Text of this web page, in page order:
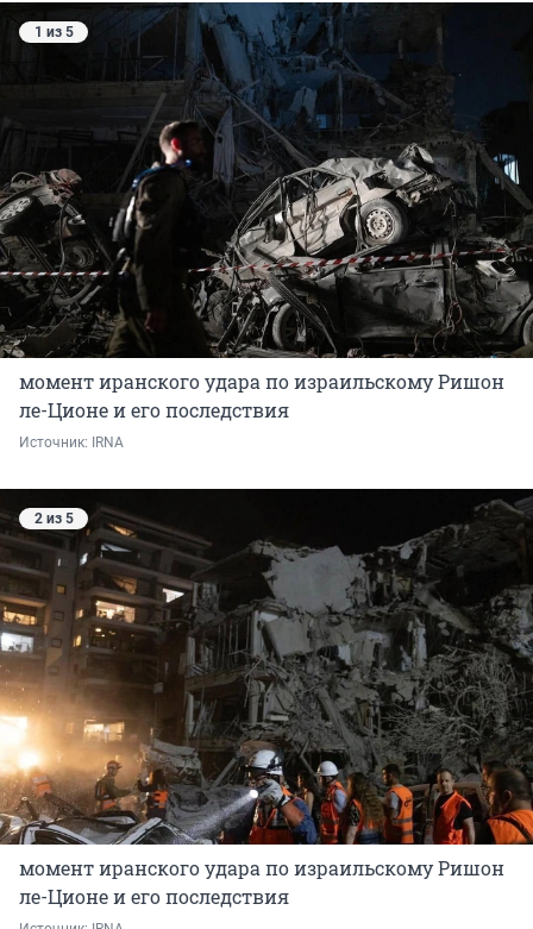
1 из 5
момент иранского удара по израильскому Ришон
ле-Ционе и его последствия
Источник: IRNA
2 из 5
момент иранского удара по израильскому Ришон
ле-Ционе и его последствия